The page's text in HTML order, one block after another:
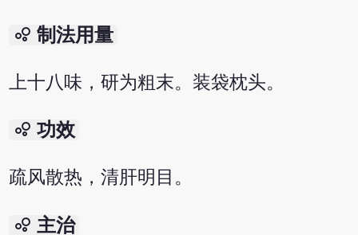
bubble_chart 制法用量
上十八味，研为粗末。装袋枕头。
bubble_chart 功效
疏风散热，清肝明目。
bubble_chart 主治